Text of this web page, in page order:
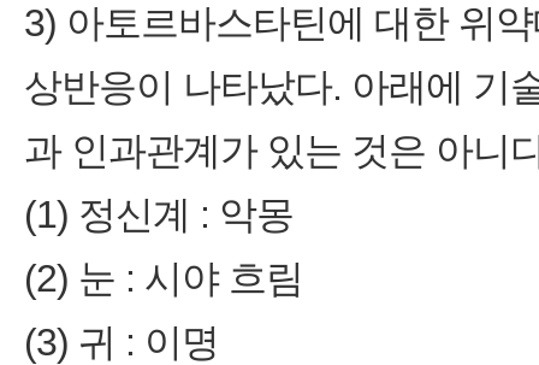
3) 아토르바스타틴에 대한 위
상반응이 나타났다. 아래에 기
과 인과관계가 있는 것은 아니
(1) 정신계 : 악몽
(2) 눈 : 시야 흐림
(3) 귀 : 이명